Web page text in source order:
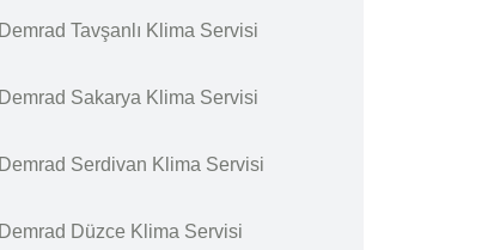
Demrad Tavşanlı Klima Servisi
Demrad Sakarya Klima Servisi
Demrad Serdivan Klima Servisi
Demrad Düzce Klima Servisi